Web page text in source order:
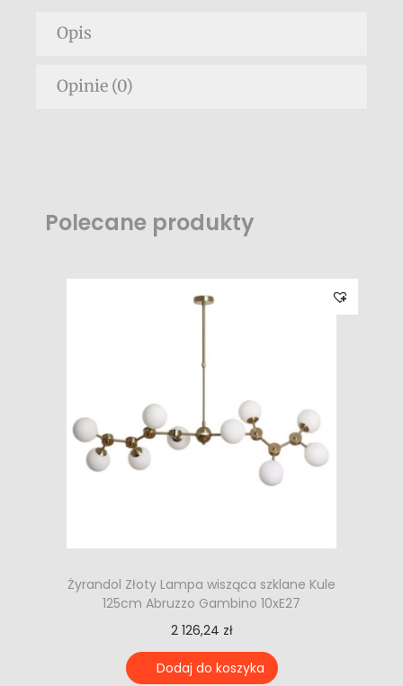
Opis
Opinie (0)
Polecane produkty
Żyrandol Złoty Lampa wisząca szklane Kule
125cm Abruzzo Gambino 10xE27
2 126,24 zł
Dodaj do koszyka